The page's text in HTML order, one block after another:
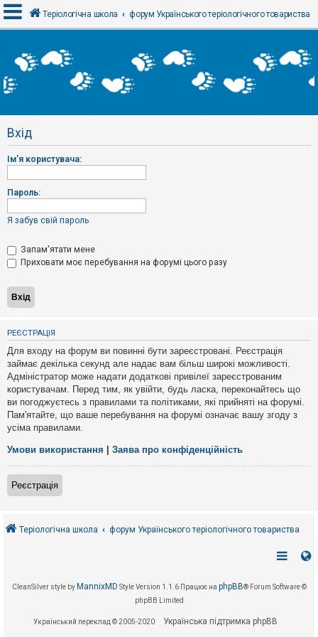
х
і
Р
є
т
р
а
і
Т
м
и
б
з
в
і
д
п
о
в
і
д
е
й
А
к
т
и
і
Теріологічна школа форум Українського теріологічного товариства
Вхід
Ім'я користувача:
Пароль:
Я забув свій пароль
Запам'ятати мене
Приховати моє перебування на форумі цього разу
РЕЄСТРАЦІЯ
Для входу на форум ви повинні бути зареєстровані. Реєстрація
займає декілька секунд але надає вам більш широкі можливості.
Адміністратор може надати додаткові привілеї зареєстрованим
користувачам. Перед тим, як увійти, будь ласка, переконайтесь що
ви погоджуєтесь з правилами та політиками, які прийняті на форумі.
Пам'ятайте, що ваше перебування на форумі означає вашу згоду з
усіма правилами.
Умови використання Заява про конфіденційність
Реєстрація
Теріологічна школа форум Українського теріологічного товариства
CleanSilver style by MannixMD Style Version 1.1.6 Працює на phpBB® Forum Software ©
phpBB Limited
Український переклад © 2005-2020 Українська підтримка phpBB